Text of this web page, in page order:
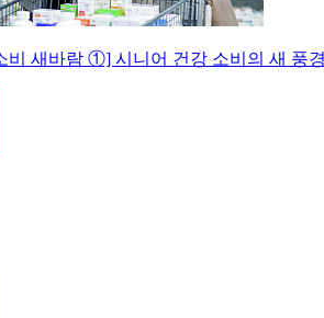
비 새바람 ①] 시니어 건강 소비의 새 풍